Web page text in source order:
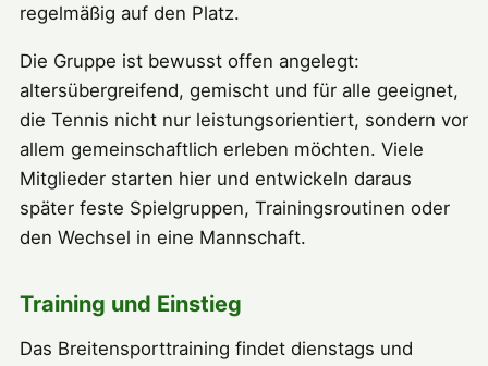
regelmäßig auf den Platz.
Die Gruppe ist bewusst offen angelegt:
altersübergreifend, gemischt und für alle geeignet,
die Tennis nicht nur leistungsorientiert, sondern vor
allem gemeinschaftlich erleben möchten. Viele
Mitglieder starten hier und entwickeln daraus
später feste Spielgruppen, Trainingsroutinen oder
den Wechsel in eine Mannschaft.
Training und Einstieg
Das Breitensporttraining findet dienstags und